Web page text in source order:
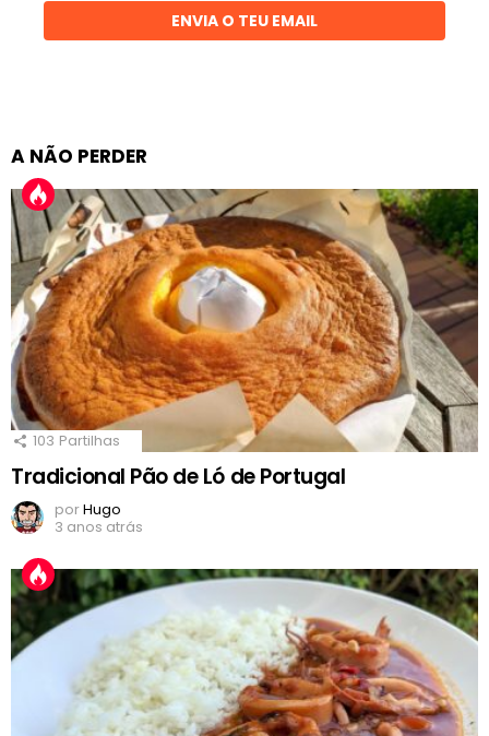
ENVIA O TEU EMAIL
A NÃO PERDER
103 Partilhas
Tradicional Pão de Ló de Portugal
porHugo
3 anos atrás